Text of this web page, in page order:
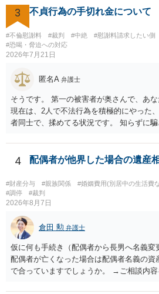
か。 ⇒判決となり敗訴してしまった場合
の財産を差し押さえられ、そこから債権
すが、 和解であれば柔軟な解決が可能で
いにより支払うことも十分可能です。 ⑤
は120万円のみ和解交渉を続けるべきでし
れるため、 120万円のみについて交渉を続
ます。
明確にいえないような案件において開示
はないかと推察します。
3 不貞行為の手切れ金について
#不倫慰謝料 #裁判 #中絶 #慰謝料請求したい側
#恐喝・脅迫への対応
2026年7月21日
匿名A 弁護士
そうです。 第一の被害者が奥さんで、あな
現在は、2人で不法行為を積極的にやった
者同士で、揉めてる状況です。 知らずに
というだけですから。
4 配偶者が他界した場合の遺産
#財産分与 #親族関係 #婚姻費用(別居中の生活費
#調停
#裁判
2026年8月7日
倉田 勲 弁護士
仮に何も手続き（配偶者から長男へ名義変
配偶者が亡くなった場合は配偶者名義の資
で合っていますでしょうか。 →ご相談内